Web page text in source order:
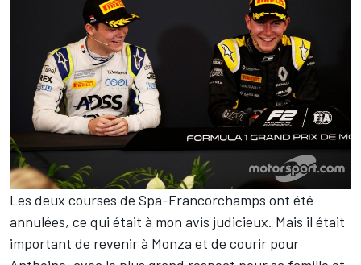
Les deux courses de Spa-Francorchamps ont été
annulées, ce qui était à mon avis judicieux. Mais il était
important de revenir à Monza et de courir pour